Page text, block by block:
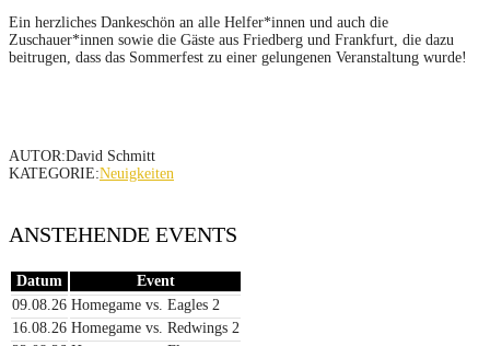
Ein herzliches Dankeschön an alle Helfer*innen und auch die
Zuschauer*innen sowie die Gäste aus Friedberg und Frankfurt, die dazu
beitrugen, dass das Sommerfest zu einer gelungenen Veranstaltung wurde!
AUTOR:David Schmitt
KATEGORIE:Neuigkeiten
ANSTEHENDE EVENTS
Datum
Event
09.08.26 Homegame vs. Eagles 2
16.08.26 Homegame vs. Redwings 2